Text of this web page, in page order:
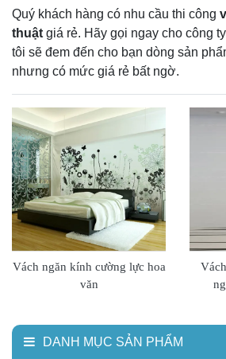
Quý khách hàng có nhu cầu thi công
thuật giá rẻ. Hãy gọi ngay cho công
tôi sẽ đem đến cho bạn dòng sản
nhưng có mức giá rẻ bất ngờ.
Vách ngăn kính cường lực hoa
văn
DANH MỤC SẢN PHẨM